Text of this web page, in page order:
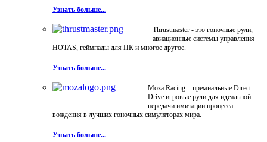
Узнать больше...
Thrustmaster - это гоночные рули,
авиационные системы управления
HOTAS, геймпады для ПК и многое другое.
Узнать больше...
Moza Racing – премиальные Direct
Drive игровые рули для идеальной
передачи имитации процесса
вождения в лучших гоночных симуляторах мира.
Узнать больше...